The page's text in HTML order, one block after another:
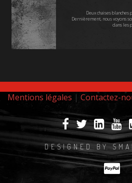
Deux chaises
Dernièrement, nous voyons
dans les
Mentions légales | Contactez-
DESIGNED BY